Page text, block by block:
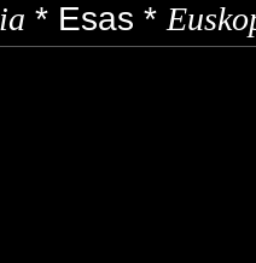
*Esas*